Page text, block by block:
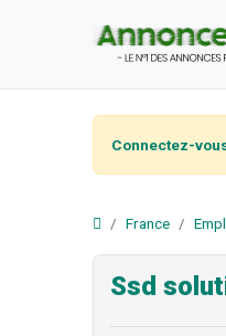
Connectez-
France
Ssd